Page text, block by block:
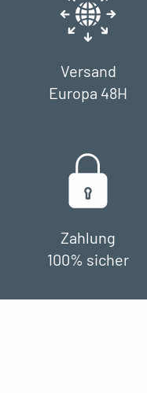
Versand
Europa 48H
Zahlung
100% sicher